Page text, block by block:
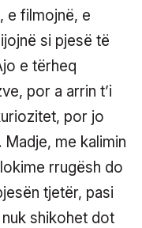
e filmojnë, e
si pjesë të
e tërheq
por a arrin t’i
por jo
me kalimin
rrugësh do
tjetër, pasi
shikohet dot